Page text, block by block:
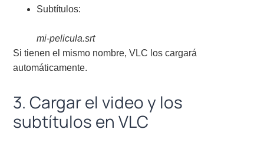
Subtítulos:
mi-pelicula.srt
Si tienen el mismo nombre, VLC los cargará
automáticamente.
3. Cargar el video y los
subtítulos en VLC